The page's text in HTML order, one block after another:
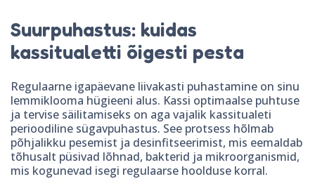
Suurpuhastus: kuidas
kassitualetti õigesti pesta
Regulaarne igapäevane liivakasti puhastamine on sinu
lemmiklooma hügieeni alus. Kassi optimaalse puhtuse
ja tervise säilitamiseks on aga vajalik kassitualeti
perioodiline sügavpuhastus. See protsess hõlmab
põhjalikku pesemist ja desinfitseerimist, mis eemaldab
tõhusalt püsivad lõhnad, bakterid ja mikroorganismid,
mis kogunevad isegi regulaarse hoolduse korral.